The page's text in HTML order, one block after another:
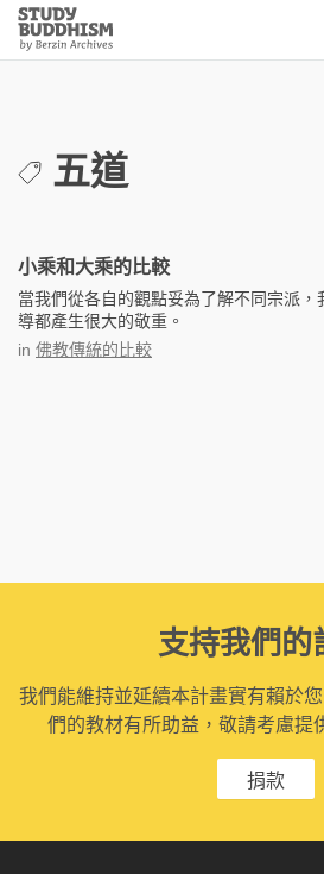
Close
Study
Buddhism
五道
小乘和大乘的比較
當我們從各自的觀點妥為了解不同宗派
導都產生很大的敬重。
in 佛教傳統的比較
支持我們的
我們能維持並延續本計畫實有賴於
們的教材有所助益，敬請考慮提
捐款